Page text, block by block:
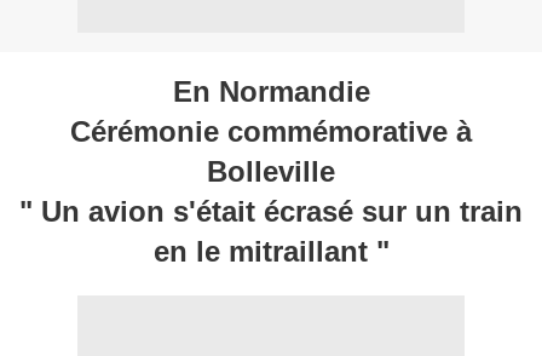
En Normandie
Cérémonie commémorative à
Bolleville
" Un avion s'était écrasé sur un train
en le mitraillant "